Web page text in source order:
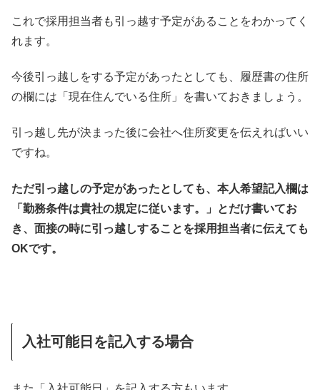
これで採用担当者も引っ越す予定があることをわかってく
れます。
今後引っ越しをする予定があったとしても、履歴書の住所
の欄には「現在住んでいる住所」を書いておきましょう。
引っ越し先が決まった後に会社へ住所変更を伝えればいい
ですね。
ただ引っ越しの予定があったとしても、本人希望記入欄は
「勤務条件は貴社の規定に従います。」とだけ書いてお
き、面接の時に引っ越しすることを採用担当者に伝えても
OKです。
入社可能日を記入する場合